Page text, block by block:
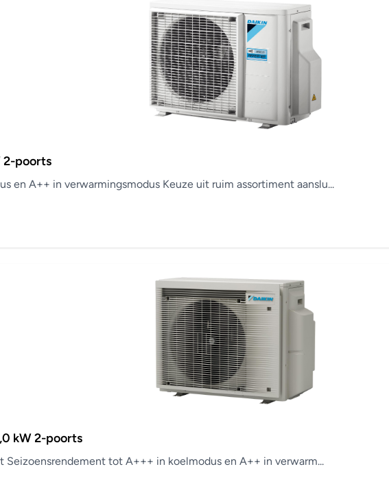
2-poorts
en A++ in verwarmingsmodus Keuze uit ruim assortiment aanslu...
kW 2-poorts
tot A+++ in koelmodus en A++ in verwarm...